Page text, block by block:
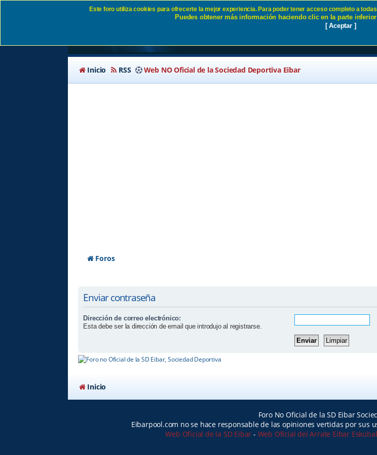
Enviar contraseña SD Eibar
Inicio RSS Web NO Oficial de la Sociedad Deportiva Eibar
Foros
Enviar contraseña
Dirección de correo electrónico:
Esta debe ser la dirección de email que introdujo al registrarse.
Este foro utiliza cookies para ofrecerte la mejor experiencia. Para poder tener acceso completo a
Puedes obtener más información haciendo clic en la parte
[ Aceptar ]
Inicio
Foro No Oficial de la SD Eibar
Eibarpool.com no se hace responsable de las opiniones vertidas por sus
Web Oficial de la SD Eibar - Web Oficial del Arrate Eibar